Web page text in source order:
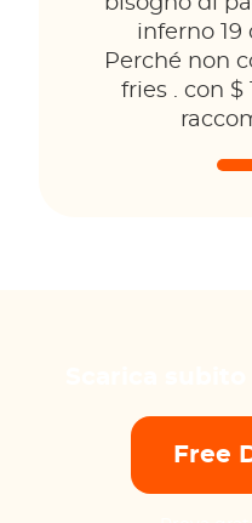
inferno 19
Perché non
fries . con $
Free